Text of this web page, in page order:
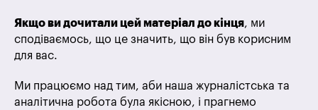
Якщо ви дочитали цей матеріал до кінця, ми
сподіваємось, що це значить, що він був корисним
для вас.
Ми працюємо над тим, аби наша журналістська та
аналітична робота була якісною, і прагнемо